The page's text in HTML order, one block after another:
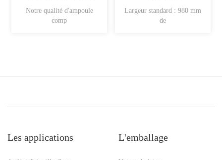
Notre qualité d'ampoule
comp
Largeur standard : 980 mm
de
Les applications L'emballage